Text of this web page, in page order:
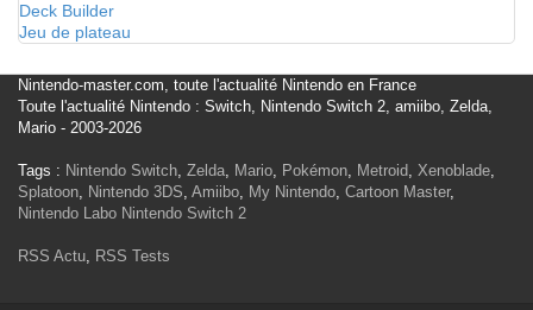
Deck Builder
Jeu de plateau
Nintendo-master.com, toute l'actualité Nintendo en France
Toute l'actualité Nintendo : Switch, Nintendo Switch 2, amiibo, Zelda,
Mario - 2003-2026
Tags : Nintendo Switch, Zelda, Mario, Pokémon, Metroid, Xenoblade,
Splatoon, Nintendo 3DS, Amiibo, My Nintendo, Cartoon Master,
Nintendo Labo Nintendo Switch 2
RSS Actu, RSS Tests